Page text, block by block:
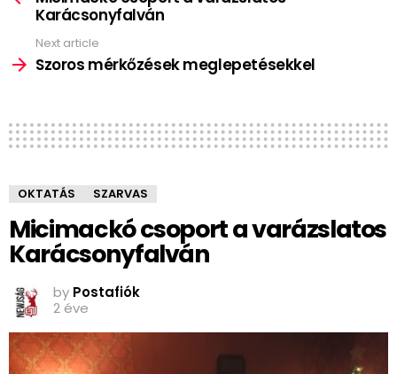
Karácsonyfalván
Next article
Szoros mérkőzések meglepetésekkel
OKTATÁS SZARVAS
Micimackó csoport a varázslatos
Karácsonyfalván
by Postafiók
2 éve